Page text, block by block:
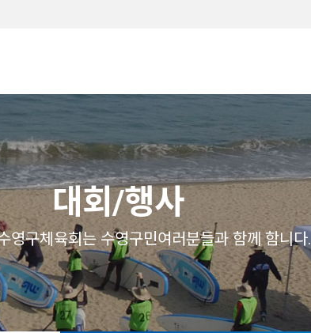
대회/행사
영구체육회는 수영구민여러분들과 함께 함니다.